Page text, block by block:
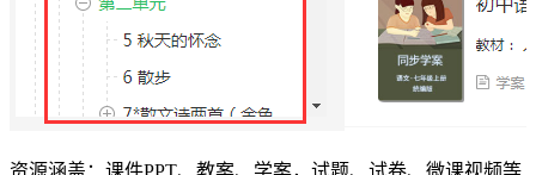
资源涵盖：课件PPT、教案、学案，试题、试卷、微课视频等